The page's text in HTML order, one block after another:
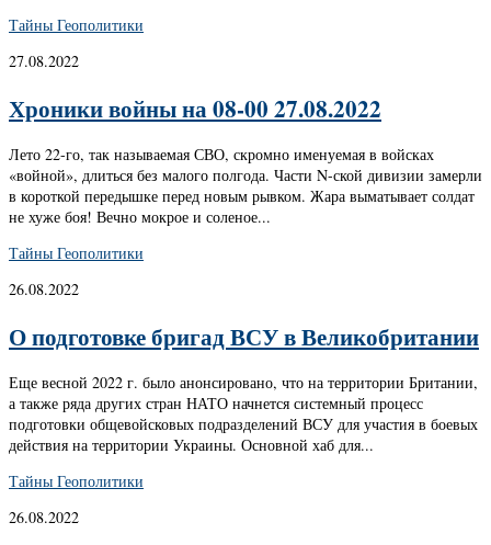
Тайны Геополитики
27.08.2022
Хроники войны на 08-00 27.08.2022
Лето 22-го, так называемая СВО, скромно именуемая в войсках
«войной», длиться без малого полгода. Части N-ской дивизии замерли
в короткой передышке перед новым рывком. Жара выматывает солдат
не хуже боя! Вечно мокрое и соленое...
Тайны Геополитики
26.08.2022
О подготовке бригад ВСУ в Великобритании
Еще весной 2022 г. было анонсировано, что на территории Британии,
а также ряда других стран НАТО начнется системный процесс
подготовки общевойсковых подразделений ВСУ для участия в боевых
действия на территории Украины. Основной хаб для...
Тайны Геополитики
26.08.2022